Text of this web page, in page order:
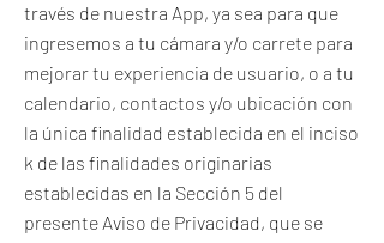
través de nuestra App, ya sea para que
ingresemos a tu cámara y/o carrete para
mejorar tu experiencia de usuario, o a tu
calendario, contactos y/o ubicación con
la única finalidad establecida en el inciso
k de las finalidades originarias
establecidas en la Sección 5 del
presente Aviso de Privacidad, que se